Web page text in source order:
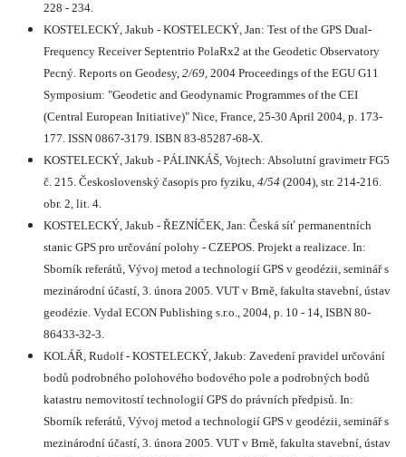
228 - 234.
KOSTELECKÝ, Jakub - KOSTELECKÝ, Jan: Test of the GPS Dual-
Frequency Receiver Septentrio PolaRx2 at the Geodetic Observatory
Pecný. Reports on Geodesy, 2/69, 2004 Proceedings of the EGU G11
Symposium: "Geodetic and Geodynamic Programmes of the CEI
(Central European Initiative)" Nice, France, 25-30 April 2004, p. 173-
177. ISSN 0867-3179. ISBN 83-85287-68-X.
KOSTELECKÝ, Jakub - PÁLINKÁŠ, Vojtech: Absolutní gravimetr FG5
č. 215. Československý časopis pro fyziku, 4/54 (2004), str. 214-216.
obr. 2, lit. 4.
KOSTELECKÝ, Jakub - ŘEZNÍČEK, Jan: Česká síť permanentních
stanic GPS pro určování polohy - CZEPOS. Projekt a realizace. In:
Sborník referátů, Vývoj metod a technologií GPS v geodézii, seminář s
mezinárodní účastí, 3. února 2005. VUT v Brně, fakulta stavební, ústav
geodézie. Vydal ECON Publishing s.r.o., 2004, p. 10 - 14, ISBN 80-
86433-32-3.
KOLÁŘ, Rudolf - KOSTELECKÝ, Jakub: Zavedení pravidel určování
bodů podrobného polohového bodového pole a podrobných bodů
katastru nemovitostí technologií GPS do právních předpisů. In:
Sborník referátů, Vývoj metod a technologií GPS v geodézii, seminář s
mezinárodní účastí, 3. února 2005. VUT v Brně, fakulta stavební, ústav